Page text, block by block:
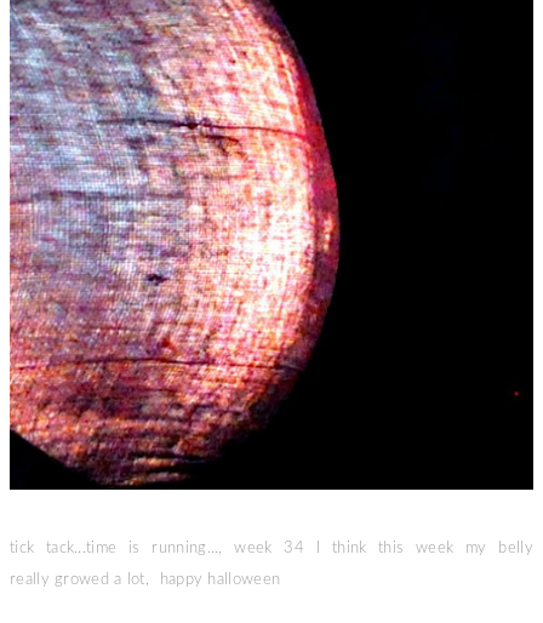
tick tack...time is running..., week 34 I think this week my belly
really growed a lot, happy halloween